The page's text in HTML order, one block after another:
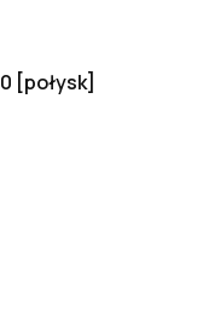
[połysk]